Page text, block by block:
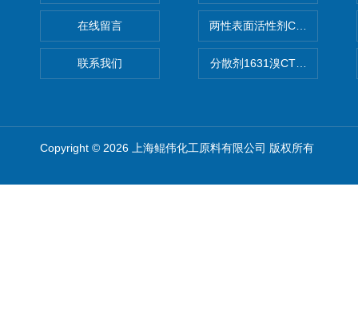
在线留言
联系我们
两性表面活性剂CAB-30椰油
分散剂1631溴CTAB（十六烷
Copyright © 2026 上海鲲伟化工原料有限公司 版权所有